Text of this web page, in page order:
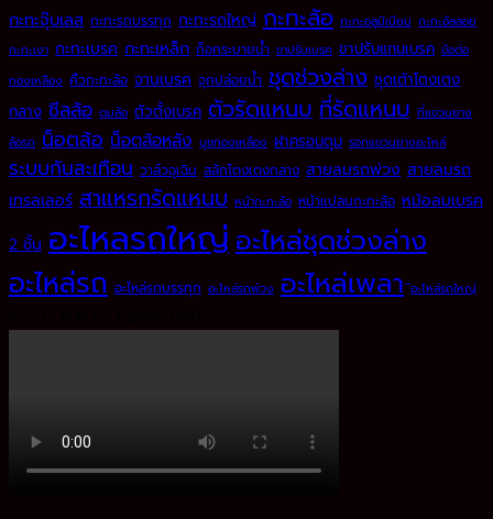
กะทะจุ๊บเลส กะทะรถบรรทุก กะทะรถใหญ่ กะทะล้อ กะทะอลูมิเนียม กะทะอัลลอย
กะทะเงา กะทะเบรค กะทะเหล็ก ก็อกระบายน้ำ ขาปรับเบรค ขาปรับแกนเบรค ข้อต่อ
ทองเหลือง คิ้วกะทะล้อ จานเบรค จุกปล่อยน้ำ ชุดช่วงล่าง ชุดเต้าโตงเตง
กลาง ซีลล้อ ดุมล้อ ตัวตั้งเบรค ตัวรัดแหนบ ที่รัดแหนบ ที่แขวนยาง
ล้อรถ น็อตล้อ น็อตล้อหลัง บูชทองเหลือง ฝาครอบดุม รอกแขวนยางอะไหล่
ระบบกันสะเทือน วาล์วฉุเฉิน สลักโตงเตงกลาง สายลมรถพ่วง สายลมรถ
เทรลเลอร์ สาแหรกรัดแหนบ หน้ากะทะล้อ หน้าแปลนกะทะล้อ หม้อลมเบรค
2 ชั้น อะไหลรถใหญ่อะไหล่ชุดช่วงล่าง
อะไหล่รถ อะไหล่รถบรรทุก อะไหล่รถพ่วง อะไหล่เพลา ิอะไหล่รถใหญ่